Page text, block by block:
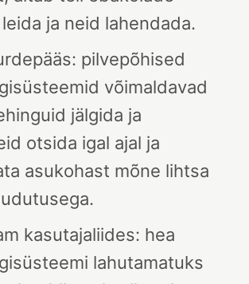
ja neid lahendada.
pilvepõhised
võimaldavad
jälgida ja
otsida igal ajal ja
asukohast mõne lihtsa
kasutajaliides: hea
lahutamatuks